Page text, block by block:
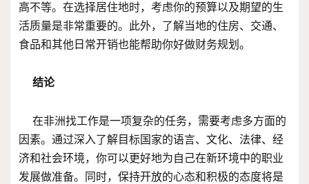
高不等。在选择居住地时，考虑你的预算以及期望的生
活质量是非常重要的。此外，了解当地的住房、交通、
食品和其他日常开销也能帮助你好做财务规划。
结论
在非洲找工作是一项复杂的任务，需要考虑多方面的
因素。通过深入了解目标国家的语言、文化、法律、经
济和社会环境，你可以更好地为自己在新环境中的职业
发展做准备。同时，保持开放的心态和积极的态度将是